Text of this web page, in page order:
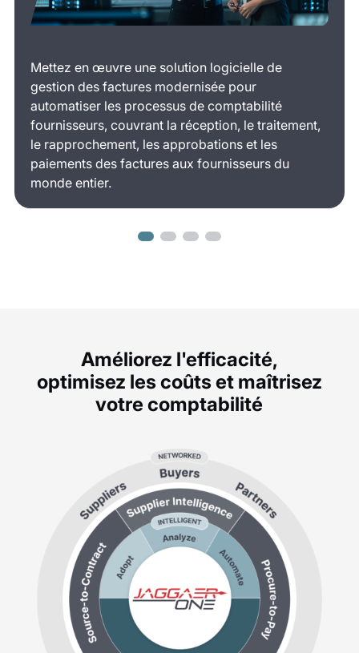
Mettez en œuvre une solution logicielle de
gestion des factures modernisée pour
automatiser les processus de comptabilité
fournisseurs, couvrant la réception, le traitement,
le rapprochement, les approbations et les
paiements des factures aux fournisseurs du
monde entier.
Améliorez l'efficacité,
optimisez les coûts et maîtrisez
votre comptabilité